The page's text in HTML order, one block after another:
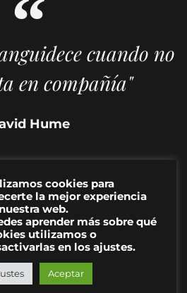
cuando no
en compañía"
Hume
Revista de artes visuales y cultura
de Privacidad|Aviso Legal
cookies para
la mejor experiencia
web.
aprender más sobre qué
utilizamos o
en los ajustes.
Aceptar